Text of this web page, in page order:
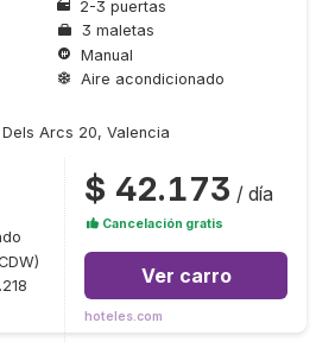
2-3 puertas
3 maletas
Manual
Aire acondicionado
Arcs 20, Valencia
$ 42.173 / día
Cancelación gratis
Ver carro
hoteles.com